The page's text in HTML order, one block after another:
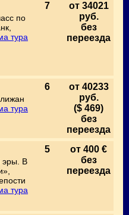
по
7
от 34021
руб.
без
переезда
6
от 40233
руб.
($ 469)
без
переезда
эры. В
5
от 400 €
без
переезда